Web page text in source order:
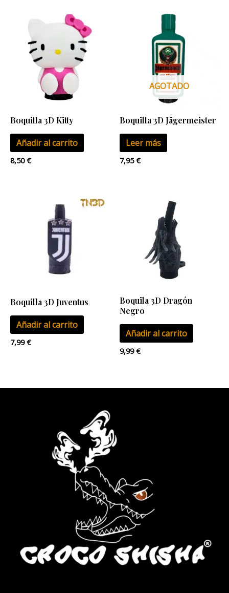
Boquilla 3D Kitty
Añadir al carrito
8,50€
AGOTADO
Boquilla 3D Jägermeister
Leer más
7,95€
Boquilla 3D Juventus
Añadir al carrito
7,99€
Boquila 3D Dragón
Negro
Añadir al carrito
9,99€